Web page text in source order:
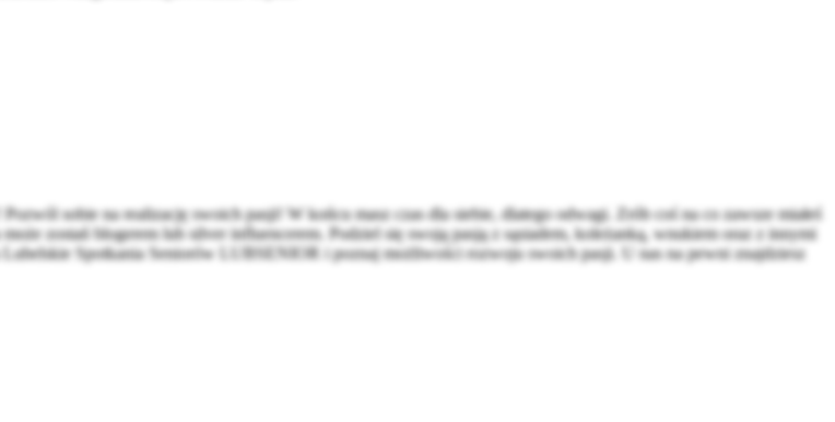
sobie na realizację swoich pasji! W końcu masz czas dla siebie, dlatego odwagi. Zrób coś na co zawsze miałeś
zostań blogerem lub silver influencerem. Podziel się swoją pasją z sąsiadem, koleżanką, wnukiem oraz z innymi
Spotkania Seniorów LUBSENIOR i poznaj możliwości rozwoju swoich pasji. U nas na pewni znajdziesz